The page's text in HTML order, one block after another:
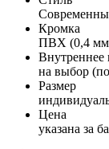
Кромка
ПВХ (0,4
Внутреннее
на выбор
Размер
Цена
указана за